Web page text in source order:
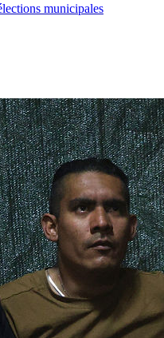
municipales